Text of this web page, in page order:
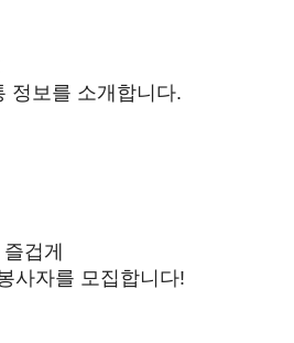
정보를 소개합니다.
겁게
사자를 모집합니다!